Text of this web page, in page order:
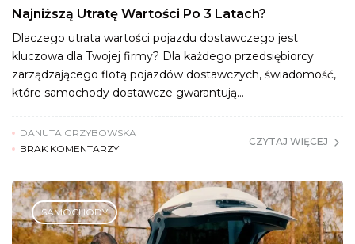
Najniższą Utratę Wartości Po 3 Latach?
Dlaczego utrata wartości pojazdu dostawczego jest
kluczowa dla Twojej firmy? Dla każdego przedsiębiorcy
zarządzającego flotą pojazdów dostawczych, świadomość,
które samochody dostawcze gwarantują…
DANUTA GRZYBOWSKA
BRAK KOMENTARZY
CZYTAJ WIĘCEJ
SAMOCHODY